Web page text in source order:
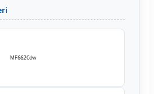
MF662Cdw